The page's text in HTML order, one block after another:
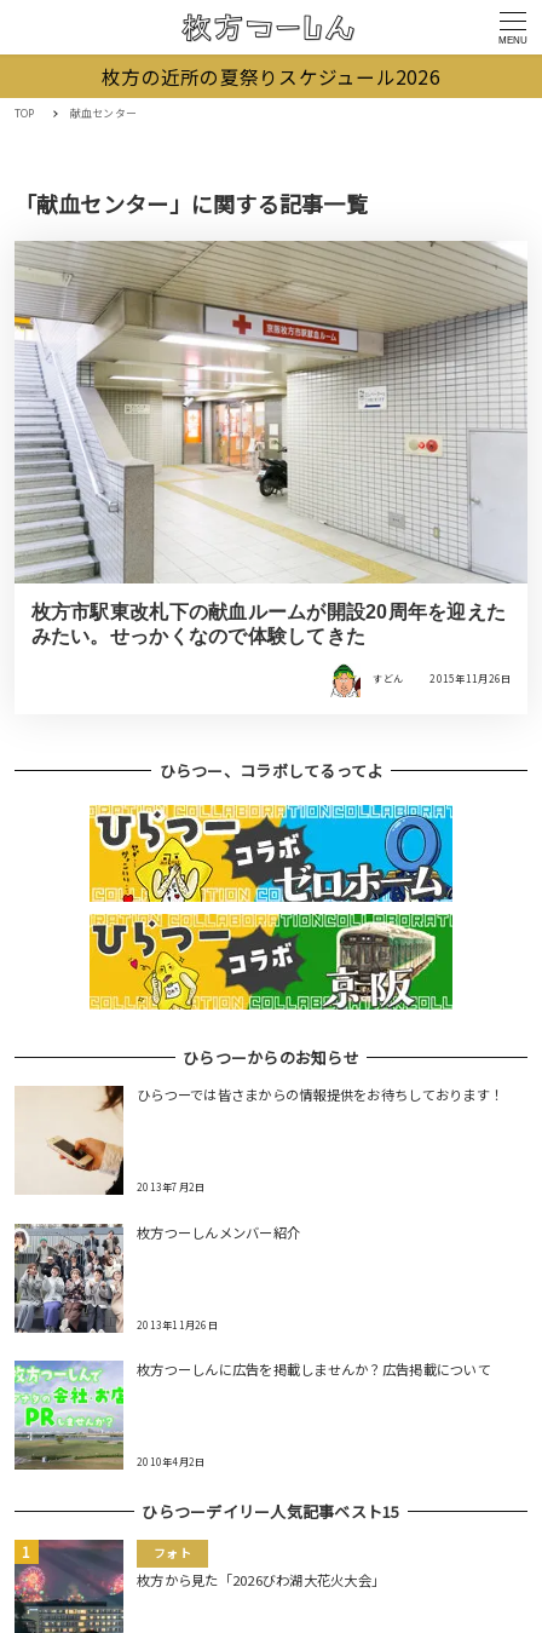
MENU
枚方の近所の夏祭りスケジュール2026
TOP 献血センター
「献血センター」に関する記事一覧
枚方市駅東改札下の献血ルームが開設20周年を迎えた
みたい。せっかくなので体験してきた
すどん 2015年11月26日
ひらつー、コラボしてるってよ
ひらつーからのお知らせ
ひらつーでは皆さまからの情報提供をお待ちしております！
2013年7月2日
枚方つーしんメンバー紹介
2013年11月26日
枚方つーしんに広告を掲載しませんか？広告掲載について
2010年4月2日
ひらつーデイリー人気記事ベスト15
フォト
枚方から見た「2026びわ湖大花火大会」